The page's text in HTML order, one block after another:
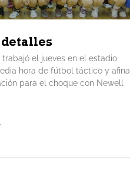
trabajó el jueves en el estadio
hora de fútbol táctico y afina
para el choque con Newell